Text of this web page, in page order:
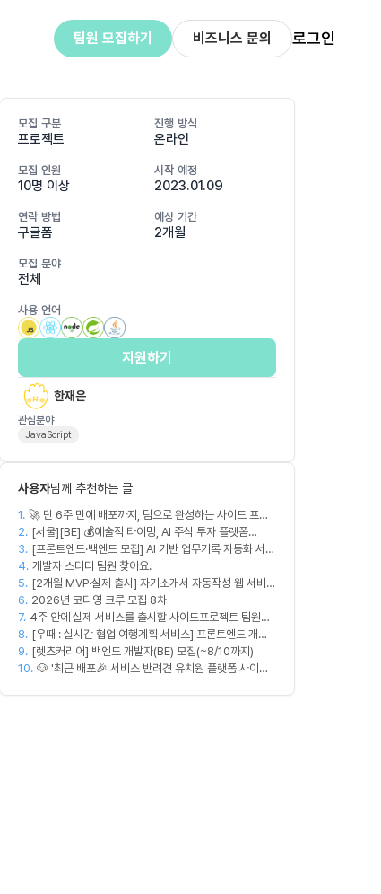
팀원 모집하기 비즈니스 문의 로그인
모집 구분
프로젝트
진행 방식
온라인
모집 인원
10명 이상
시작 예정
2023.01.09
연락 방법
구글폼
예상 기간
2개월
모집 분야
전체
사용 언어
지원하기
한재은
관심분야
JavaScript
사용자님께 추천하는 글
1. 🚀 단 6주 만에 배포까지, 팀으로 완성하는 사이드 프로
젝트 [스위프 웹 15기] 🚀
2. [서울][BE] 💰예술적 타이밍, AI 주식 투자 플랫폼
(Spring)
3. [프론트엔드·백엔드 모집] AI 기반 업무기록 자동화 서비
스 MVP 개발
4. 개발자 스터디 팀원 찾아요.
5. [2개월 MVP·실제 출시] 자기소개서 자동작성 웹 서비스
디자이너·프론트엔드·백엔드·AI 엔지니어 모집
6. 2026년 코디영 크루 모집 8차
7. 4주 안에 실제 서비스를 출시할 사이드프로젝트 팀원을
모집합니다
8. [우때 : 실시간 협업 여행계획 서비스] 프론트엔드 개발
자 팀원을 모집합니다
9. [렛츠커리어] 백엔드 개발자(BE) 모집(~8/10까지)
10. 🐶 '최근 배포🎉 서비스 반려견 유치원 플랫폼 사이드